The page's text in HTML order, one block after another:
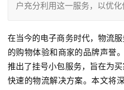
户充分利用这一服务，以优化
在当今的电子商务时代，物流
的购物体验和商家的品牌声誉
推出了挂号小包服务，旨在为
快速的物流解决方案。本文将